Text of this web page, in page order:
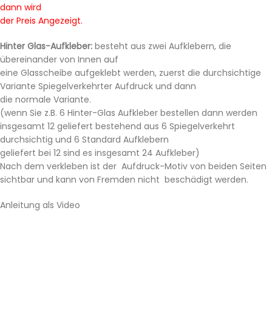
dann wird
der Preis Angezeigt.
Hinter Glas-Aufkleber: besteht aus zwei Aufklebern, die
übereinander von Innen auf
eine Glasscheibe aufgeklebt werden, zuerst die durchsichtige
Variante Spiegelverkehrter Aufdruck und dann
die normale Variante.
(wenn Sie z.B. 6 Hinter-Glas Aufkleber bestellen dann werden
insgesamt 12 geliefert bestehend aus 6 Spiegelverkehrt
durchsichtig und 6 Standard Aufklebern
geliefert bei 12 sind es insgesamt 24 Aufkleber)
Nach dem verkleben ist der Aufdruck-Motiv von beiden Seiten
sichtbar und kann von Fremden nicht beschädigt werden.
Anleitung als Video